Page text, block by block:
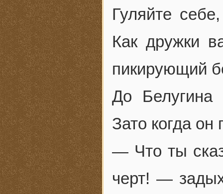
Гуляйте
Как дружки
пикирующий
До Белугина
Зато когда
— Что ты
черт! —